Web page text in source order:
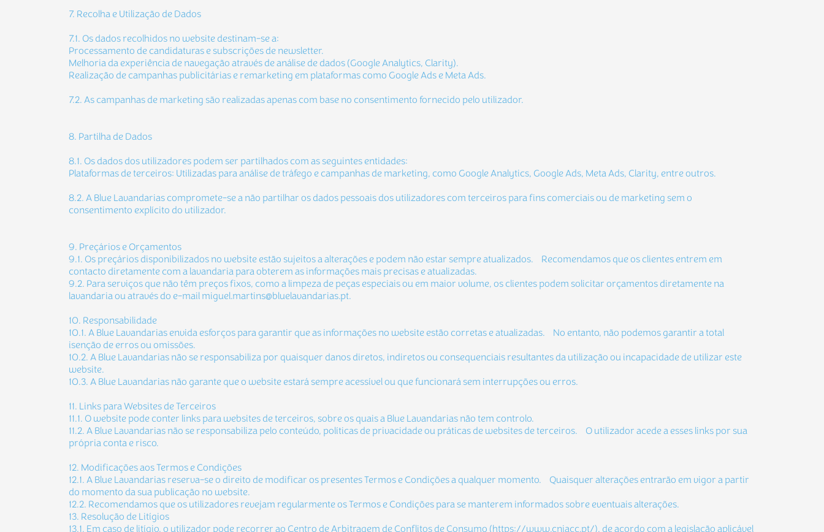
7. Recolha e Utilização de Dados
7.1. Os dados recolhidos no website destinam-se a:
Processamento de candidaturas e subscrições de newsletter.
Melhoria da experiência de navegação através de análise de dados (Google Analytics, Clarity).
Realização de campanhas publicitárias e remarketing em plataformas como Google Ads e Meta Ads.
7.2. As campanhas de marketing são realizadas apenas com base no consentimento fornecido pelo utilizador.
8. Partilha de Dados
8.1. Os dados dos utilizadores podem ser partilhados com as seguintes entidades:
Plataformas de terceiros: Utilizadas para análise de tráfego e campanhas de marketing, como Google Analytics, Google Ads, Meta Ads, Clarity, entre outros.
8.2. A Blue Lavandarias compromete-se a não partilhar os dados pessoais dos utilizadores com terceiros para fins comerciais ou de marketing sem o
consentimento explícito do utilizador.
9. Preçários e Orçamentos
9.1. Os preçários disponibilizados no website estão sujeitos a alterações e podem não estar sempre atualizados. Recomendamos que os clientes entrem em
contacto diretamente com a lavandaria para obterem as informações mais precisas e atualizadas.
9.2. Para serviços que não têm preços fixos, como a limpeza de peças especiais ou em maior volume, os clientes podem solicitar orçamentos diretamente na
lavandaria ou através do e-mail miguel.martins@bluelavandarias.pt.
10. Responsabilidade
10.1. A Blue Lavandarias envida esforços para garantir que as informações no website estão corretas e atualizadas. No entanto, não podemos garantir a total
isenção de erros ou omissões.
10.2. A Blue Lavandarias não se responsabiliza por quaisquer danos diretos, indiretos ou consequenciais resultantes da utilização ou incapacidade de utilizar este
website.
10.3. A Blue Lavandarias não garante que o website estará sempre acessível ou que funcionará sem interrupções ou erros.
11. Links para Websites de Terceiros
11.1. O website pode conter links para websites de terceiros, sobre os quais a Blue Lavandarias não tem controlo.
11.2. A Blue Lavandarias não se responsabiliza pelo conteúdo, políticas de privacidade ou práticas de websites de terceiros. O utilizador acede a esses links por sua
própria conta e risco.
12. Modificações aos Termos e Condições
12.1. A Blue Lavandarias reserva-se o direito de modificar os presentes Termos e Condições a qualquer momento. Quaisquer alterações entrarão em vigor a partir
do momento da sua publicação no website.
12.2. Recomendamos que os utilizadores revejam regularmente os Termos e Condições para se manterem informados sobre eventuais alterações.
13. Resolução de Litígios
13.1. Em caso de litígio, o utilizador pode recorrer ao Centro de Arbitragem de Conflitos de Consumo (https://www.cniacc.pt/), de acordo com a legislação aplicável